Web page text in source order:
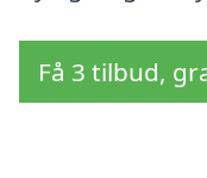
Få 3 tilbud,